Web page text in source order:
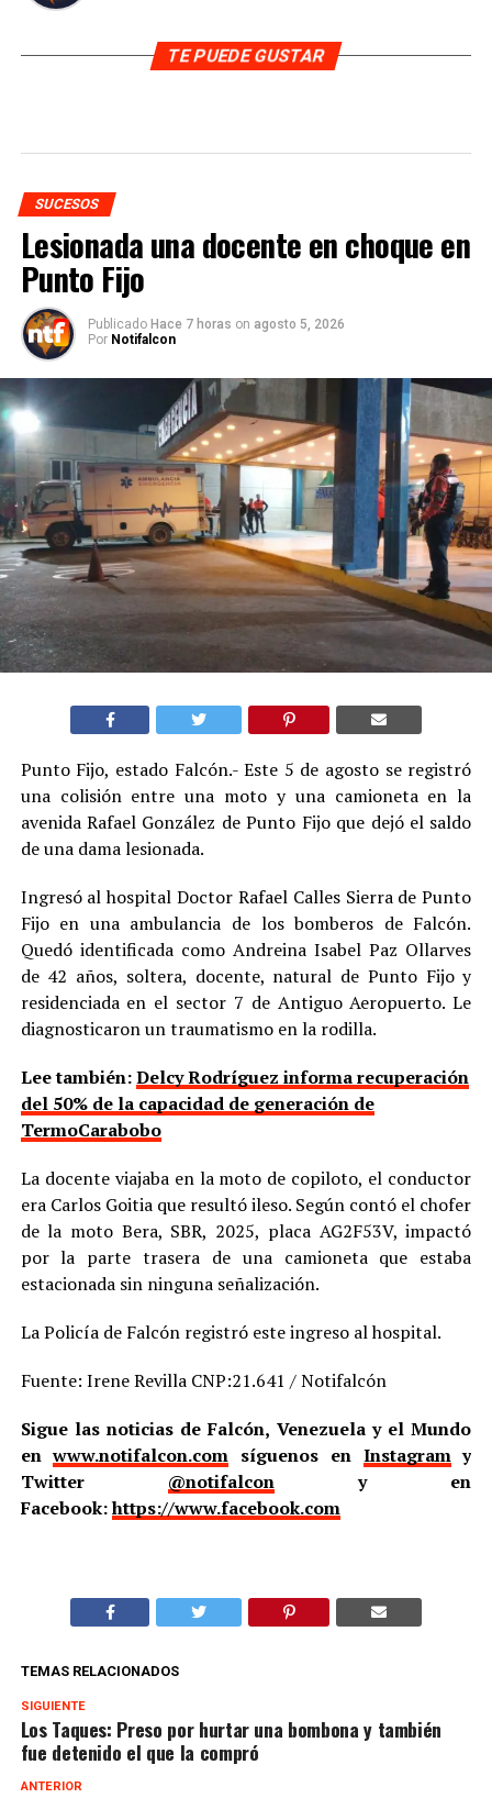
TE PUEDE GUSTAR
SUCESOS
Lesionada una docente en choque en
Punto Fijo
Publicado Hace 7 horas on agosto 5, 2026
Por Notifalcon
Punto Fijo, estado Falcón.- Este 5 de agosto se registró
una colisión entre una moto y una camioneta en la
avenida Rafael González de Punto Fijo que dejó el saldo
de una dama lesionada.
Ingresó al hospital Doctor Rafael Calles Sierra de Punto
Fijo en una ambulancia de los bomberos de Falcón.
Quedó identificada como Andreina Isabel Paz Ollarves
de 42 años, soltera, docente, natural de Punto Fijo y
residenciada en el sector 7 de Antiguo Aeropuerto. Le
diagnosticaron un traumatismo en la rodilla.
Lee también:Delcy Rodríguez informa recuperación
del 50% de la capacidad de generación de
TermoCarabobo
La docente viajaba en la moto de copiloto, el conductor
era Carlos Goitia que resultó ileso. Según contó el chofer
de la moto Bera, SBR, 2025, placa AG2F53V, impactó
por la parte trasera de una camioneta que estaba
estacionada sin ninguna señalización.
La Policía de Falcón registró este ingreso al hospital.
Fuente: Irene Revilla CNP:21.641 / Notifalcón
Sigue las noticias de Falcón, Venezuela y el Mundo
enwww.notifalcon.com síguenos en Instagramy
Twitter @notifalcony en
Facebook:https://www.facebook.com
TEMAS RELACIONADOS
SIGUIENTE
Los Taques: Preso por hurtar una bombona y también
fue detenido el que la compró
ANTERIOR